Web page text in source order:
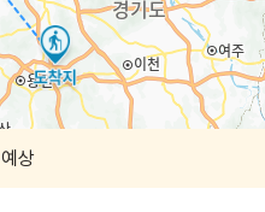
예상